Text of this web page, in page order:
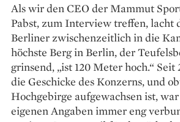
Als wir den CEO der Mammut
Pabst, zum Interview treffen, lacht
Berliner zwischenzeitlich in die
höchste Berg in Berlin, der
grinsend, „ist 120 Meter hoch.“ Seit
die Geschicke des Konzerns, und
Hochgebirge aufgewachsen ist,
eigenen Angaben immer eng